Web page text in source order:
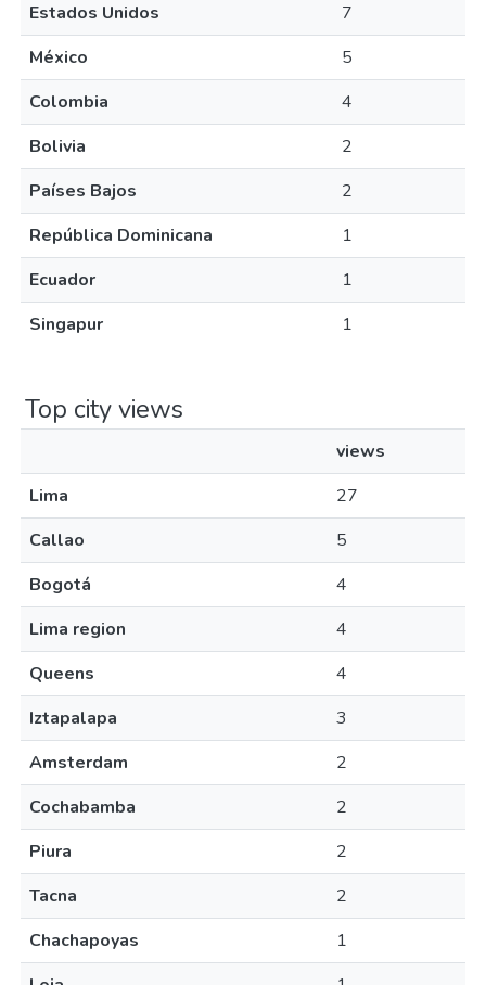
Estados Unidos
7
México
5
Colombia
4
Bolivia
2
Países Bajos
2
República Dominicana
1
Ecuador
1
Singapur
1
Top city views
views
Lima
27
Callao
5
Bogotá
4
Lima region
4
Queens
4
Iztapalapa
3
Amsterdam
2
Cochabamba
2
Piura
2
Tacna
2
Chachapoyas
1